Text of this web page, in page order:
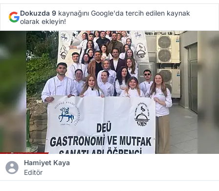
Dokuzda 9 kaynağını Google'da tercih edilen kaynak
olarak ekleyin!
Hamiyet Kaya
Editör